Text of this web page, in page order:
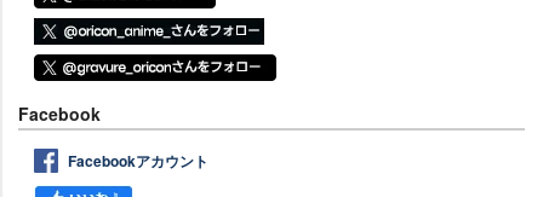
Facebook
Facebookアカウント